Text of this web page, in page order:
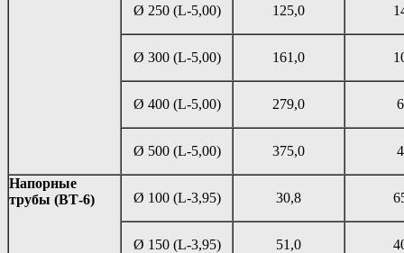
Ø 250 (L-5,00) 125,0
Ø 300 (L-5,00) 161,0
Ø 400 (L-5,00) 279,0
Ø 500 (L-5,00) 375,0
Напорные
трубы (ВТ-6)
Ø 100 (L-3,95) 30,8
Ø 150 (L-3,95) 51,0